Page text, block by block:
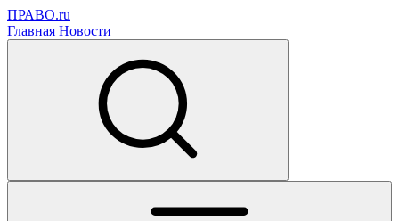
ПРАВО.ru
Главная Новости